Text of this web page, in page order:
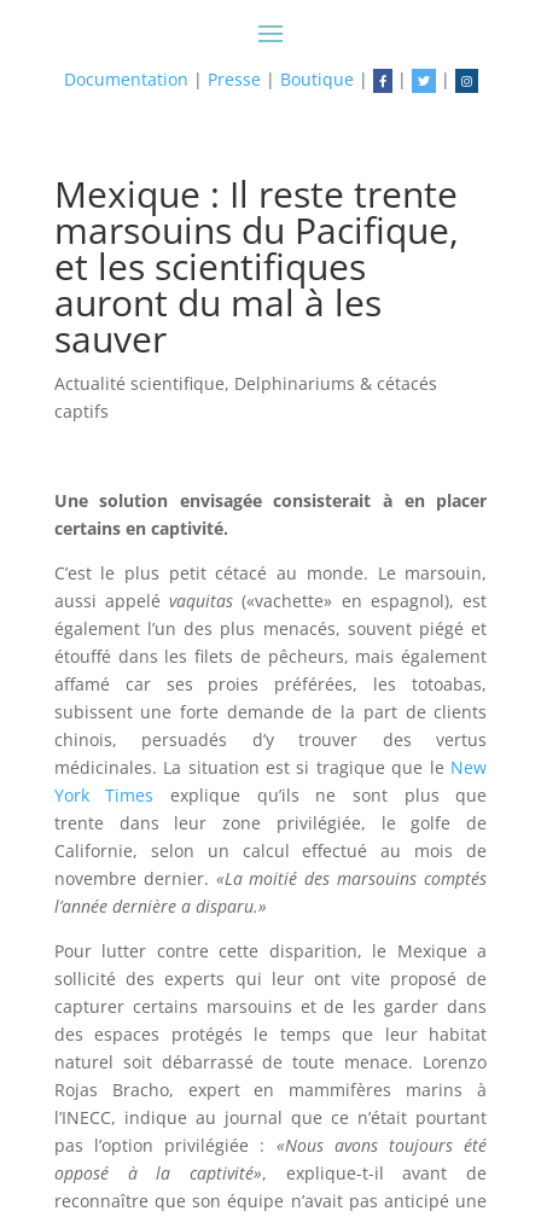
Documentation | Presse| Boutique| | |
Mexique : Il reste trente
marsouins du Pacifique,
et les scientifiques
auront du mal à les
sauver
Actualité scientifique, Delphinariums & cétacés
captifs
Une solution envisagée consisterait à en placer
certains en captivité.
C’est le plus petit cétacé au monde. Le marsouin,
aussi appelévaquitas («vachette» en espagnol), est
également l’un des plus menacés, souvent piégé et
étouffé dans les filets de pêcheurs, mais également
affamé car ses proies préférées, les totoabas,
subissent une forte demande de la part de clients
chinois, persuadés d’y trouver des vertus
médicinales. La situation est si tragique que le New
York Times explique qu’ils ne sont plus que
trente dans leur zone privilégiée, le golfe de
Californie, selon un calcul effectué au mois de
novembre dernier. «La moitié des marsouins comptés
l’année dernière a disparu.»
Pour lutter contre cette disparition, le Mexique a
sollicité des experts qui leur ont vite proposé de
capturer certains marsouins et de les garder dans
des espaces protégés le temps que leur habitat
naturel soit débarrassé de toute menace. Lorenzo
Rojas Bracho, expert en mammifères marins à
l’INECC, indique au journal que ce n’était pourtant
pas l’option privilégiée : «Nous avons toujours été
opposé à la captivité», explique-t-il avant de
reconnaître que son équipe n’avait pas anticipé une